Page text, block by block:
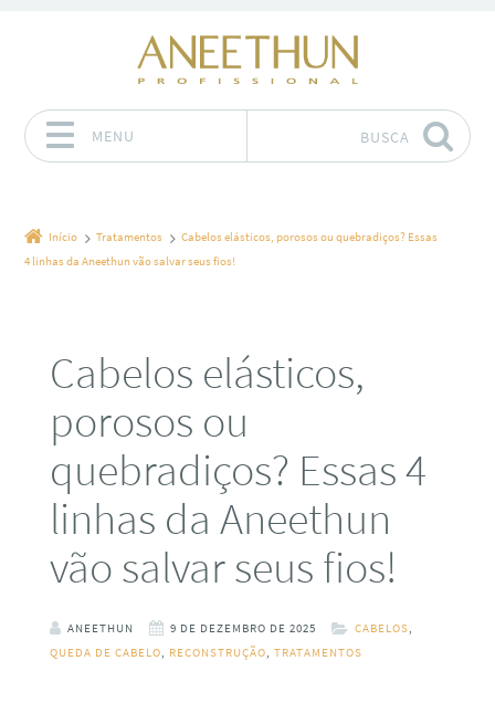
MENU BUSCA
Início Tratamentos
Cabelos elásticos, porosos ou quebradiços? Essas
4 linhas da Aneethun vão salvar seus fios!
Cabelos elásticos,
porosos ou
quebradiços? Essas 4
linhas da Aneethun
vão salvar seus fios!
ANEETHUN 9 DE DEZEMBRO DE 2025 CABELOS,
QUEDA DE CABELO, RECONSTRUÇÃO, TRATAMENTOS